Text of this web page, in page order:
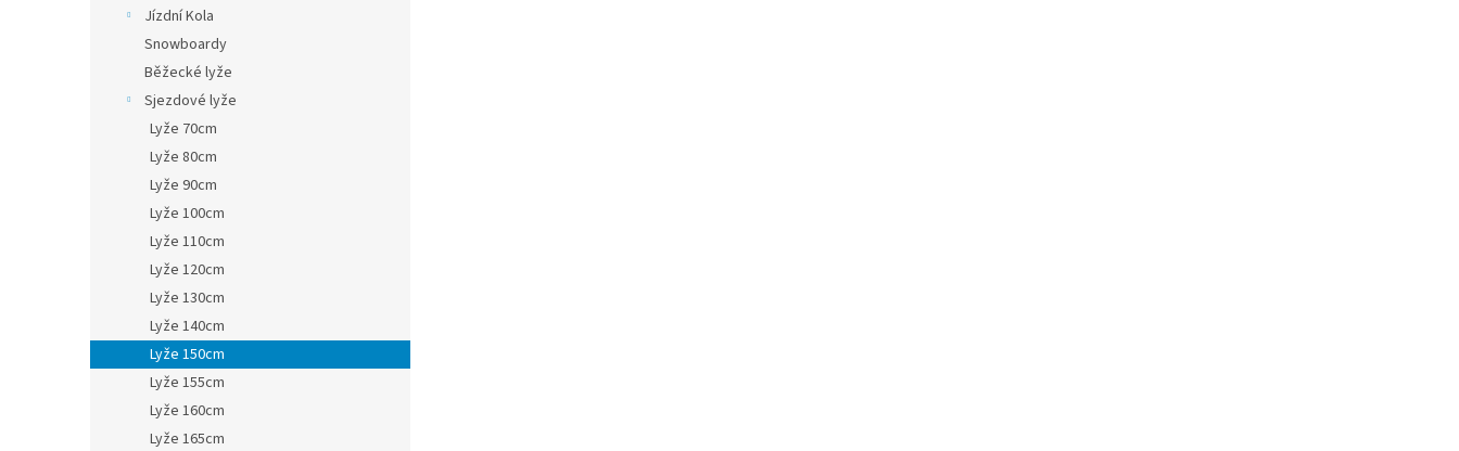
Jízdní Kola
Snowboardy
Běžecké lyže
Sjezdové lyže
Lyže 70cm
Lyže 80cm
Lyže 90cm
Lyže 100cm
Lyže 110cm
Lyže 120cm
Lyže 130cm
Lyže 140cm
Lyže 150cm
Lyže 155cm
Lyže 160cm
Lyže 165cm